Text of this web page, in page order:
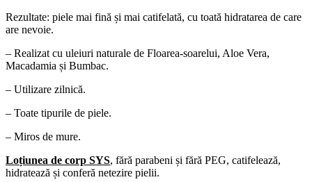
Rezultate: piele mai fină și mai catifelată, cu toată hidratarea de care
are nevoie.
– Realizat cu uleiuri naturale de Floarea-soarelui, Aloe Vera,
Macadamia și Bumbac.
– Utilizare zilnică.
– Toate tipurile de piele.
– Miros de mure.
Loțiunea de corp SYS, fără parabeni și fără PEG, catifelează,
hidratează și conferă netezire pielii.